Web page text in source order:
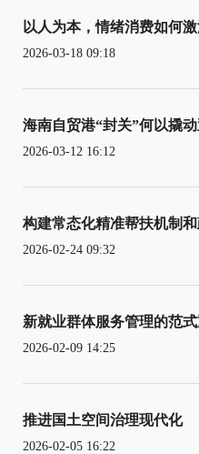
以人为本，情绪消费如何
2026-03-18 09:18
海南自贸港“封关”何以撬
2026-03-12 16:12
构建常态化精准帮扶机制
2026-02-24 09:32
新就业群体服务管理的范
2026-02-09 14:25
推进国土空间治理现代化
2026-02-05 16:22